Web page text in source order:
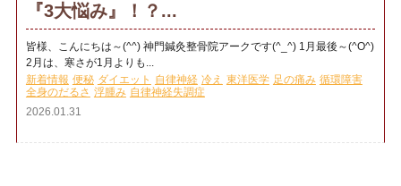
『3大悩み』！？...
皆様、こんにちは～(^^) 神門鍼灸整骨院アークです(^_^) 1月最後～(^O^)
2月は、寒さが1月よりも...
新着情報 便秘 ダイエット 自律神経 冷え 東洋医学 足の痛み 循環障害
全身のだるさ 浮腫み 自律神経失調症
2026.01.31